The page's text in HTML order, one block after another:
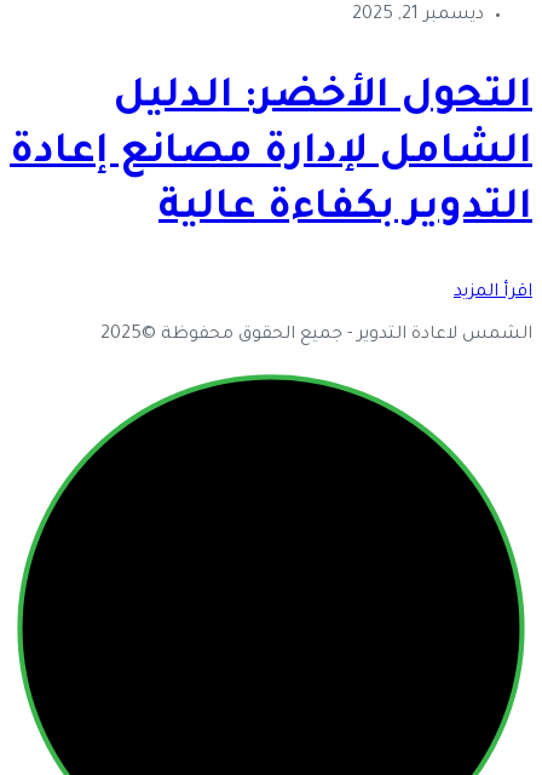
ديسمبر 21, 2025
التحول الأخضر: الدليل
الشامل لإدارة مصانع إعادة
التدوير بكفاءة عالية
اقرأ المزيد
الشمس لاعادة التدوير - جميع الحقوق محفوظة ©2025